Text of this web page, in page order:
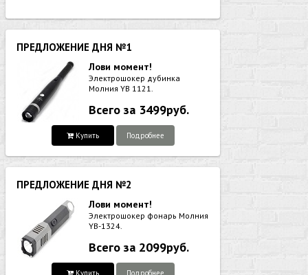
ПРЕДЛОЖЕНИЕ ДНЯ №1
Лови момент!
Электрошокер дубинка
Молния YB 1121.
Всего за 3499руб.
Купить Подробнее
ПРЕДЛОЖЕНИЕ ДНЯ №2
Лови момент!
Электрошокер фонарь Молния
YB-1324.
Всего за 2099руб.
Купить Подробнее